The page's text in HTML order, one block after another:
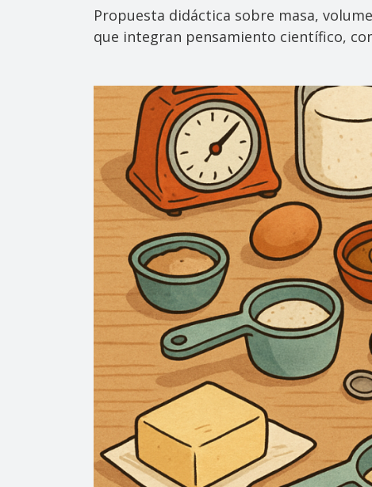
Propuesta didáctica sobre masa,
que integran pensamiento científico,